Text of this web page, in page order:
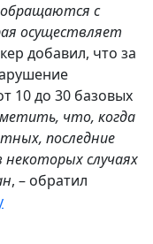
с
осуществляет
добавил, что за
10 до 30 базовых
что, когда
последние
случаях
, – обратил